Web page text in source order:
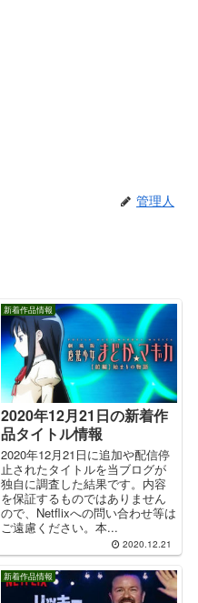
管理人
新着作品情報
2020年12月21日の新着作
品タイトル情報
2020年12月21日に追加や配信停
止されたタイトルを当ブログが
独自に調査した結果です。内容
を保証するものではありません
ので、Netflixへの問い合わせ等は
ご遠慮ください。本...
2020.12.21
新着作品情報